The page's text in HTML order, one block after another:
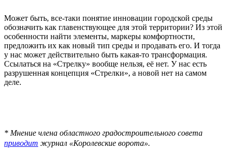
Может быть, все-таки понятие инновации городской среды
обозначить как главенствующее для этой территории? Из этой
особенности найти элементы, маркеры комфортности,
предложить их как новый тип среды и продавать его. И тогда
у нас может действительно быть какая-то трансформация.
Ссылаться на «Стрелку» вообще нельзя, её нет. У нас есть
разрушенная концепция «Стрелки», а новой нет на самом
деле.
* Мнение члена областного градостроительного совета
приводит журнал «Королевские ворота».